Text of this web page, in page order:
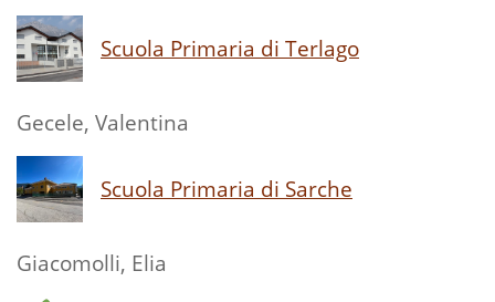
Scuola Primaria di Terlago
Gecele, Valentina
Scuola Primaria di Sarche
Giacomolli, Elia